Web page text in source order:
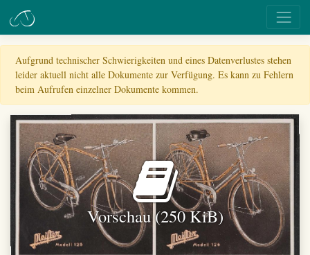
Aufgrund technischer Schwierigkeiten und eines Datenverlustes stehen
leider aktuell nicht alle Dokumente zur Verfügung. Es kann zu Fehlern
beim Aufrufen einzelner Dokumente kommen.
Vorschau (250 KiB)